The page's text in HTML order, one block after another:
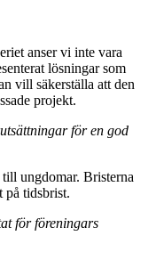
anser vi inte vara
lösningar som
vill säkerställa att den
projekt.
för en god
ungdomar. Bristerna
på tidsbrist.
för föreningars